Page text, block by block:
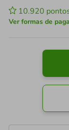
10.920
Ver formas de